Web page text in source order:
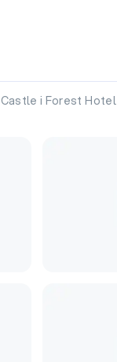
i Forest Hotel